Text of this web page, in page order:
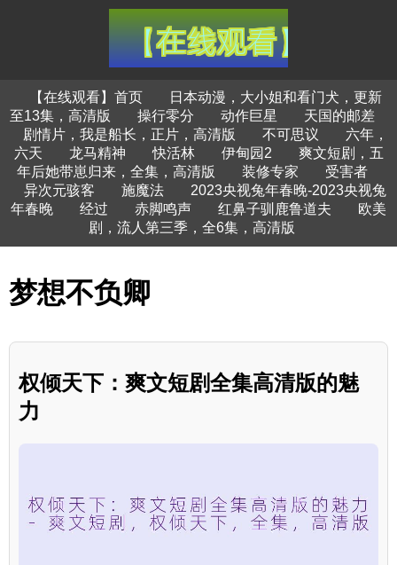
【在线观看】首页
日本动漫，大小姐和看门犬，更新
至13集，高清版
操行零分 动作巨星
天国的邮差
剧情片，我是船长，正片，高清版
不可思议
六年，
六天
龙马精神 快活林 伊甸园2
爽文短剧，五
年后她带崽归来，全集，高清版
装修专家
受害者
异次元骇客
施魔法
2023央视兔年春晚-2023央视兔
年春晚
经过 赤脚鸣声 红鼻子驯鹿鲁道夫
欧美
剧，流人第三季，全6集，高清版
梦想不负卿
权倾天下：爽文短剧全集高清版的魅
力